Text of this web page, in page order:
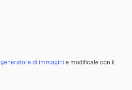
generatore di immagini e modificale con il